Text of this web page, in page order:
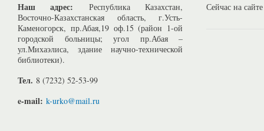
Наш адрес: Республика Казахстан,
Восточно-Казахстанская область, г.Усть-
Каменогорск, пр.Абая,19 оф.15 (район 1-ой
городской больницы; угол пр.Абая –
ул.Михаэлиса, здание научно-технической
библиотеки).
Тел. 8 (7232) 52-53-99
e-mail: k-urko@mail.ru
Сейчас на